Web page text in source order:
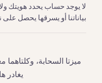
لا يوجد حساب يحدد هويتك
بياناتنا أو يسرقها يحصل
ميزتا السحابة، وكلتاهما
يغادر